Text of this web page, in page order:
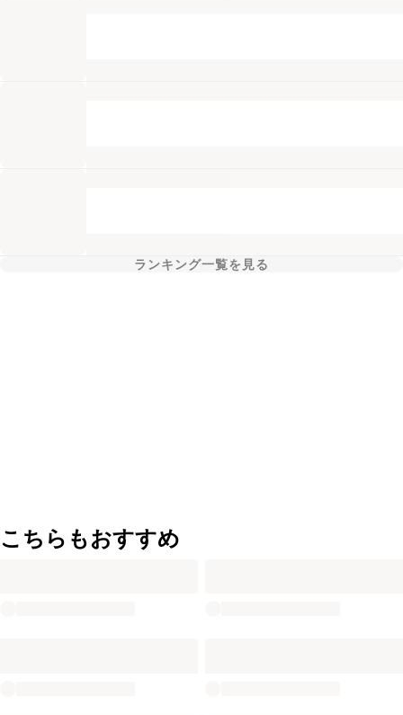
ランキング一覧を見る
こちらもおすすめ